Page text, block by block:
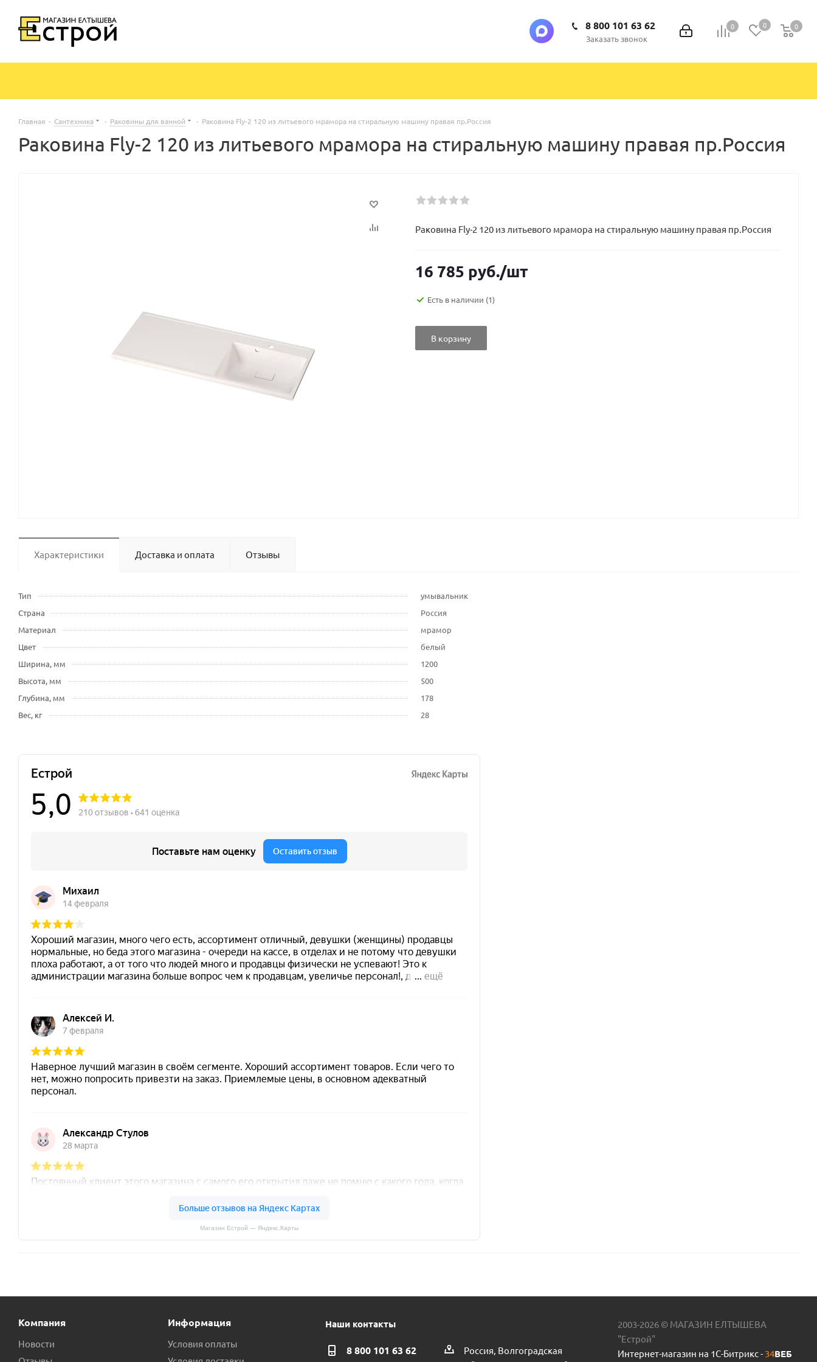
0 0 0
0
8 800 101 63 62
Заказать звонок
Главная - Сантехника - Раковины для ванной - Раковина Fly-2 120 из литьевого мрамора на стиральную машину правая пр.Россия
Раковина Fly-2 120 из литьевого мрамора на стиральную машину правая пр.Россия
Раковина Fly-2 120 из литьевого мрамора на стиральную машину правая пр.Россия
16 785 руб./шт
Есть в наличии (1)
В корзину
Характеристики Доставка и оплата Отзывы
Тип
умывальник
Страна
Россия
Материал
мрамор
Цвет
белый
Ширина, мм
1200
Высота, мм
500
Глубина, мм
178
Вес, кг
28
Магазин Естрой — Яндекс.Карты
Компания
Новости
Информация
Условия оплаты
Наши контакты
8 800 101 63 62
Россия, Волгоградская
2003-2026 © МАГАЗИН ЕЛТЫШЕВА
"Естрой"
Интернет-магазин на 1С-Битрикс - 34ВЕБ